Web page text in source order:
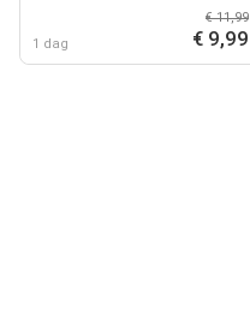
1 dag
€ 11,99
€ 9,99